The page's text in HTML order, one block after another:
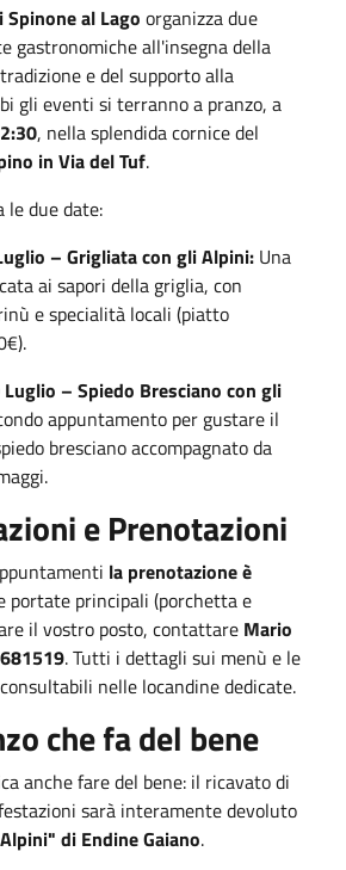
al Lago organizza due
gastronomiche all'insegna della
e del supporto alla
gli eventi si terranno a pranzo, a
, nella splendida cornice del
in Via del Tuf.
le due date:
– Grigliata con gli Alpini: Una
ai sapori della griglia, con
e specialità locali (piatto
Luglio – Spiedo Bresciano con gli
appuntamento per gustare il
bresciano accompagnato da
e Prenotazioni
la prenotazione è
portate principali (porchetta e
il vostro posto, contattare Mario
. Tutti i dettagli sui menù e le
nelle locandine dedicate.
che fa del bene
anche fare del bene: il ricavato di
sarà interamente devoluto
di Endine Gaiano.